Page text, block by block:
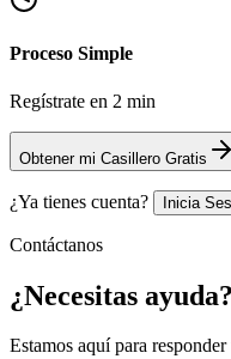
Proceso Simple
Regístrate en 2 min
Obtener mi Casillero Gratis
¿Ya tienes cuenta? Inicia
Contáctanos
¿Necesitas ayuda?
Estamos aquí para